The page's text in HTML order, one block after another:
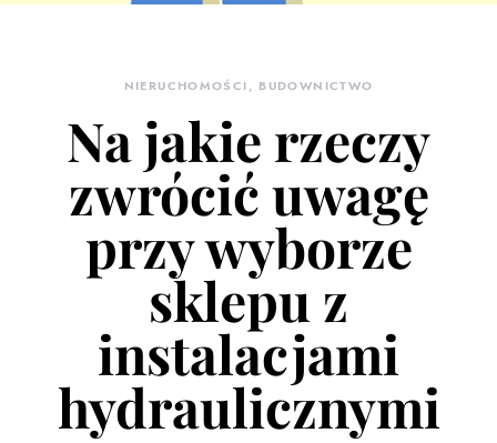
NIERUCHOMOŚCI, BUDOWNICTWO
Na jakie rzeczy
zwrócić uwagę
przy wyborze
sklepu z
instalacjami
hydraulicznymi